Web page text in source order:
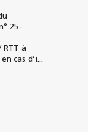
25-
RTT à
cas d’i...